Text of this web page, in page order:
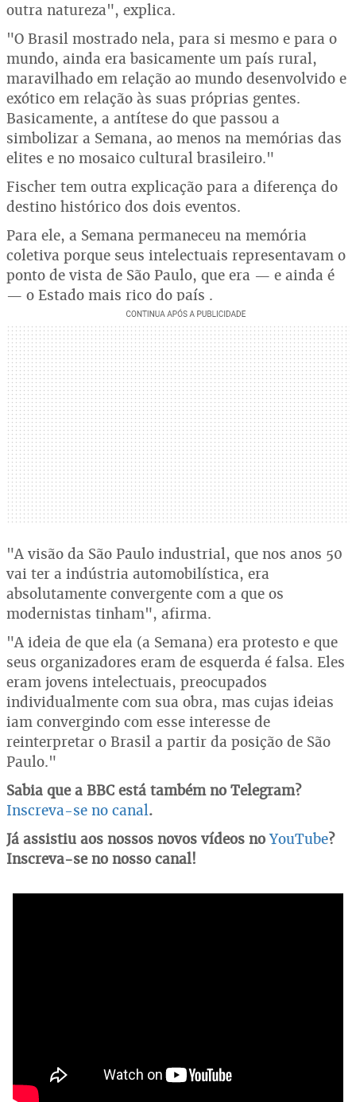
outra natureza", explica.
"O Brasil mostrado nela, para si mesmo e para o
mundo, ainda era basicamente um país rural,
maravilhado em relação ao mundo desenvolvido e
exótico em relação às suas próprias gentes.
Basicamente, a antítese do que passou a
simbolizar a Semana, ao menos na memórias das
elites e no mosaico cultural brasileiro."
Fischer tem outra explicação para a diferença do
destino histórico dos dois eventos.
Para ele, a Semana permaneceu na memória
coletiva porque seus intelectuais representavam o
ponto de vista de São Paulo, que era — e ainda é
— o Estado mais rico do país .
"A visão da São Paulo industrial, que nos anos 50
vai ter a indústria automobilística, era
absolutamente convergente com a que os
modernistas tinham", afirma.
"A ideia de que ela (a Semana) era protesto e que
seus organizadores eram de esquerda é falsa. Eles
eram jovens intelectuais, preocupados
individualmente com sua obra, mas cujas ideias
iam convergindo com esse interesse de
reinterpretar o Brasil a partir da posição de São
Paulo."
Sabia que a BBC está também no Telegram?
Inscreva-se no canal.
Já assistiu aos nossos novos vídeos noYouTube?
Inscreva-se no nosso canal!